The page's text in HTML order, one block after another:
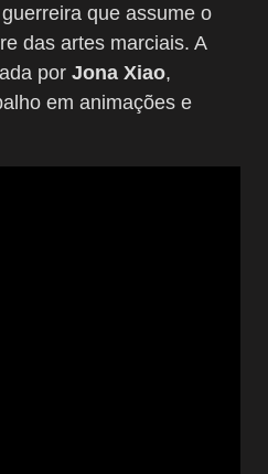
que assume o
das artes marciais. A
por Jona Xiao,
em animações e